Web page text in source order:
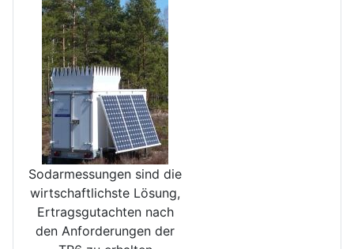
Sodarmessungen sind die
wirt­schaftlichste Lösung,
Ertrags­gutachten nach
den Anforde­rungen der